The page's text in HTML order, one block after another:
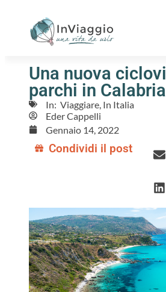
Una nuova
parchi in Calabria
In: ‌ Viaggiare In Italia
Eder Cappelli
Gennaio 14, 2022
Condividi il post